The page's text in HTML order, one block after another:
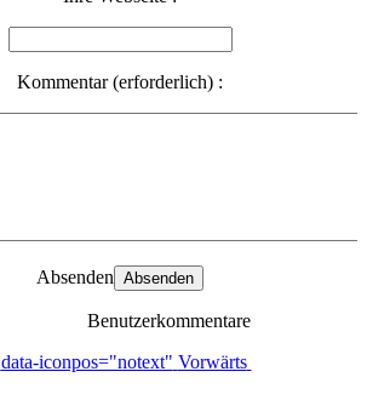
Kommentar (erforderlich) :
Absenden
Benutzerkommentare
data-iconpos="notext" Vorwärts